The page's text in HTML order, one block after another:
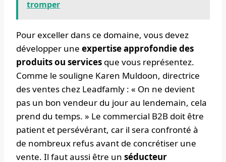
tromper
Pour exceller dans ce domaine, vous devez
développer une expertise approfondie des
produits ou services que vous représentez.
Comme le souligne Karen Muldoon, directrice
des ventes chez Leadfamly : « On ne devient
pas un bon vendeur du jour au lendemain, cela
prend du temps. » Le commercial B2B doit être
patient et persévérant, car il sera confronté à
de nombreux refus avant de concrétiser une
vente. Il faut aussi être un séducteur